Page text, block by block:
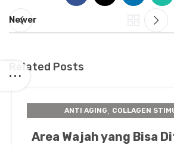
Newer
Related Posts
ANTI AGING, COLLAGEN
SCULPTRA
Area Wajah yang Bisa